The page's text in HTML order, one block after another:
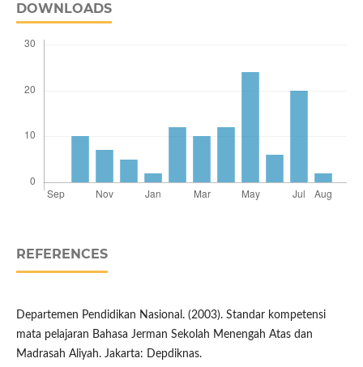
DOWNLOADS
REFERENCES
Departemen Pendidikan Nasional. (2003). Standar kompetensi
mata pelajaran Bahasa Jerman Sekolah Menengah Atas dan
Madrasah Aliyah. Jakarta: Depdiknas.